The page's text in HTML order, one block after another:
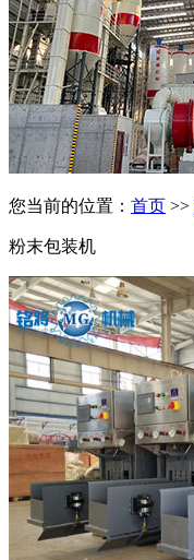
您当前的位置： 首页 >>
粉末包装机